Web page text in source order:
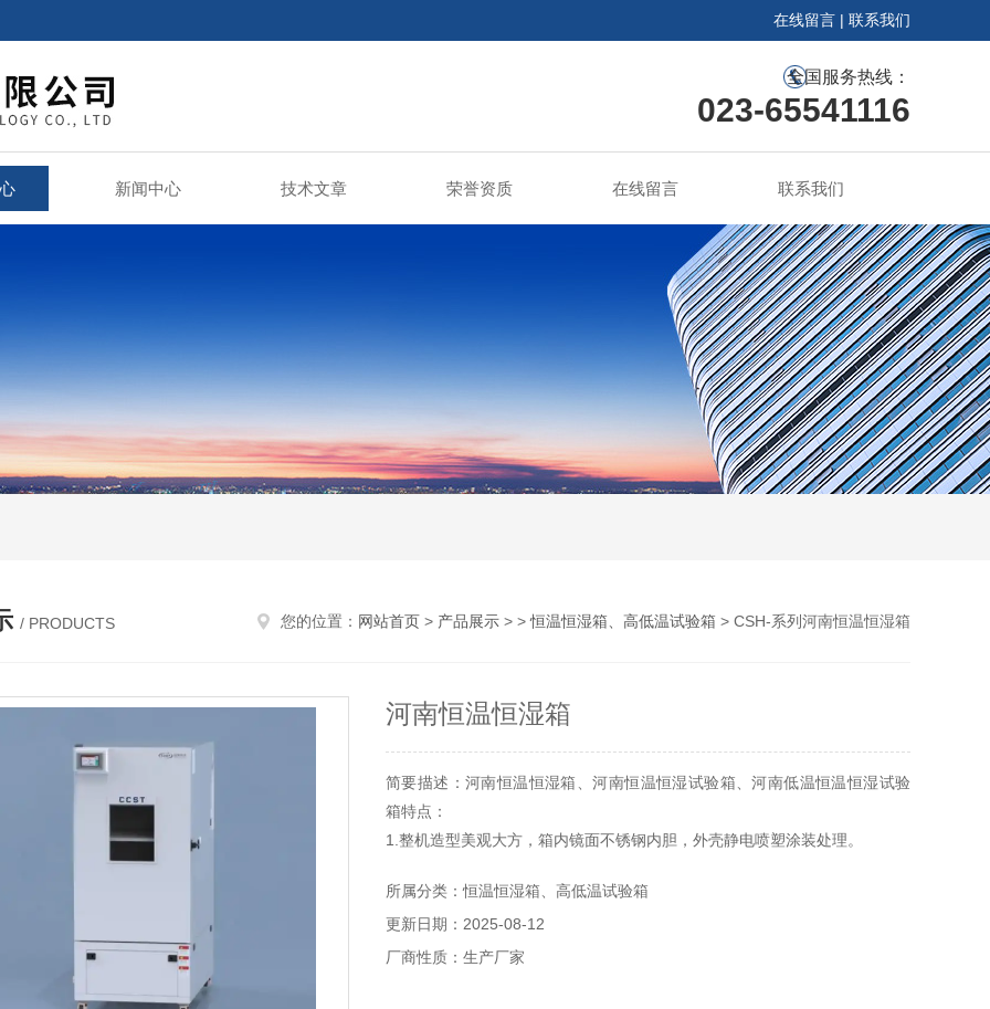
在线留言 | 联系我们
全国服务热线：
023-65541116
新闻中心 技术文章 荣誉资质 在线留言 联系我们
/ PRODUCTS 您的位置： 网站首页 > 产品展示 > >恒温恒湿箱、高低温试验箱 > CSH-系列河南恒温恒湿箱
河南恒温恒湿箱
简要描述：河南恒温恒湿箱、河南恒温恒湿试验箱、河南低温恒温恒湿试验
箱特点：
1.整机造型美观大方，箱内镜面不锈钢内胆，外壳静电喷塑涂装处理。
不凝露。
3.大门观察窗采用真空双层玻璃，*的紧固方式。
4.长时间可靠恒温恒湿，低功耗运行，节能环保。
所属分类：恒温恒湿箱、高低温试验箱
更新日期：2025-08-12
厂商性质：生产厂家